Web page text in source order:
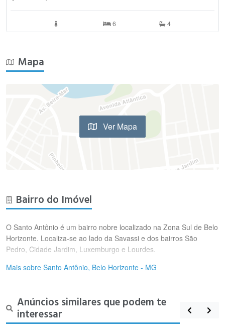
6 4
Mapa
Ver Mapa
Bairro do Imóvel
O Santo Antônio é um bairro nobre localizado na Zona Sul de Belo
Horizonte. Localiza-se ao lado da Savassi e dos bairros São
Pedro, Cidade Jardim, Luxemburgo e Lourdes.
Mais sobre Santo Antônio, Belo Horizonte - MG
Anúncios similares que podem te
interessar